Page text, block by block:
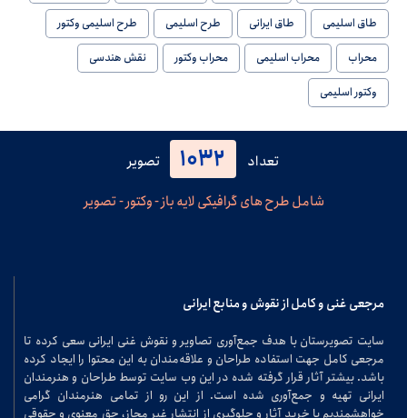
طاق اسلیمی
طاق ایرانی طرح اسلیمی
طرح اسلیمی وکتور
محراب
محراب اسلیمی محراب وکتور
نقش هندسی
وکتور اسلیمی
تعداد 1032
تصویر
شامل طرح های گرافیکی لایه باز - وکتور - تصویر
مرجعی غنی و کامل از نقوش و منابع ایرانی
سایت تصویرستان با هدف جمع‌آوری تصاویر و نقوش غنی ایرانی سعی کرده تا
مرجعی کامل جهت استفاده طراحان و علاقه‌مندان به این محتوا را ایجاد کرده
باشد. بیشتر آثار قرار گرفته شده در این وب سایت توسط طراحان و هنرمندان
ایرانی تهیه و جمع‌آوری شده است. از این رو از تمامی هنرمندان گرامی
خواهشمندیم با خرید آثار و جلوگیری از انتشار غیر مجاز، حق معنوی و حقوقی